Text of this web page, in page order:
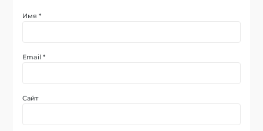
Имя*
Email*
Сайт